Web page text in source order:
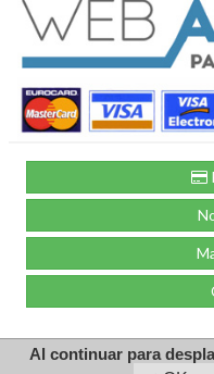
Al continuar para